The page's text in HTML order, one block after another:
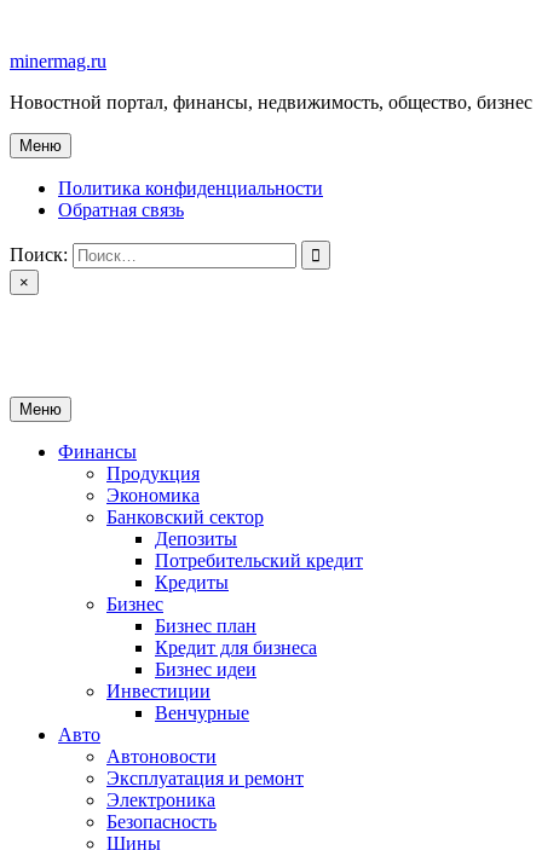
содержимому
minermag.ru
Новостной портал, финансы, недвижимость, общество, бизнес
Меню
Политика конфиденциальности
Обратная связь
Поиск:
×
Меню
Финансы
Продукция
Экономика
Банковский сектор
Депозиты
Потребительский кредит
Кредиты
Бизнес
Бизнес план
Кредит для бизнеса
Бизнес идеи
Инвестиции
Венчурные
Авто
Автоновости
Эксплуатация и ремонт
Электроника
Безопасность
Шины